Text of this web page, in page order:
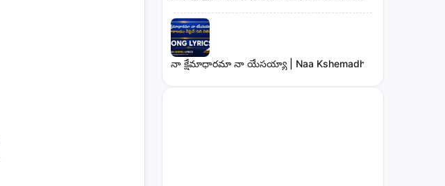
నా క్షేమాధారమా నా యేసయ్యా | Naa Kshemadharama Naa